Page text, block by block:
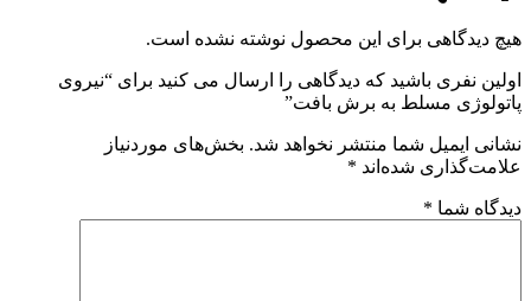
هیچ دیدگاهی برای این محصول نوشته نشده است.
اولین نفری باشید که دیدگاهی را ارسال می کنید برای “نیروی
پاتولوژی مسلط به برش بافت”
نشانی ایمیل شما منتشر نخواهد شد. بخش‌های موردنیاز
علامت‌گذاری شده‌اند *
دیدگاه شما *